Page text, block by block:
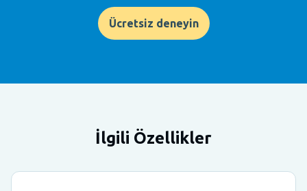
Ücretsiz deneyin
İlgili Özellikler